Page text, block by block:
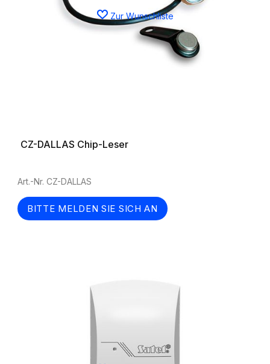
Zur Wunschliste
CZ-DALLAS Chip-Leser
Art.-Nr. CZ-DALLAS
BITTE MELDEN SIE SICH AN